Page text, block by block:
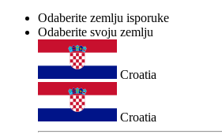
Odaberite zemlju isporuke
Odaberite svoju zemlju
Croatia
Croatia